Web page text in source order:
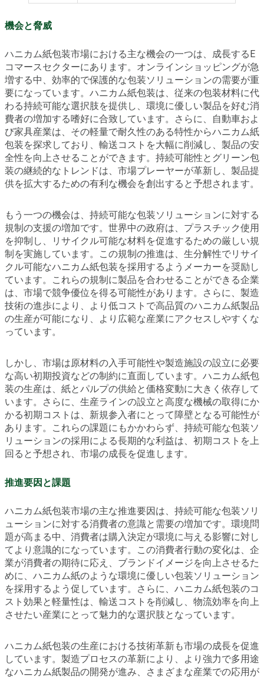
機会と脅威
ハニカム紙包装市場における主な機会の一つは、成長するE
コマースセクターにあります。オンラインショッピングが急
増する中、効率的で保護的な包装ソリューションの需要が重
要になっています。ハニカム紙包装は、従来の包装材料に代
わる持続可能な選択肢を提供し、環境に優しい製品を好む消
費者の増加する嗜好に合致しています。さらに、自動車およ
び家具産業は、その軽量で耐久性のある特性からハニカム紙
包装を探求しており、輸送コストを大幅に削減し、製品の安
全性を向上させることができます。持続可能性とグリーン包
装の継続的なトレンドは、市場プレーヤーが革新し、製品提
供を拡大するための有利な機会を創出すると予想されます。
もう一つの機会は、持続可能な包装ソリューションに対する
規制の支援の増加です。世界中の政府は、プラスチック使用
を抑制し、リサイクル可能な材料を促進するための厳しい規
制を実施しています。この規制の推進は、生分解性でリサイ
クル可能なハニカム紙包装を採用するようメーカーを奨励し
ています。これらの規制に製品を合わせることができる企業
は、市場で競争優位を得る可能性があります。さらに、製造
技術の進歩により、より低コストで高品質のハニカム紙製品
の生産が可能になり、より広範な産業にアクセスしやすくな
っています。
しかし、市場は原材料の入手可能性や製造施設の設立に必要
な高い初期投資などの制約に直面しています。ハニカム紙包
装の生産は、紙とパルプの供給と価格変動に大きく依存して
います。さらに、生産ラインの設立と高度な機械の取得にか
かる初期コストは、新規参入者にとって障壁となる可能性が
あります。これらの課題にもかかわらず、持続可能な包装ソ
リューションの採用による長期的な利益は、初期コストを上
回ると予想され、市場の成長を促進します。
推進要因と課題
ハニカム紙包装市場の主な推進要因は、持続可能な包装ソリ
ューションに対する消費者の意識と需要の増加です。環境問
題が高まる中、消費者は購入決定が環境に与える影響に対し
てより意識的になっています。この消費者行動の変化は、企
業が消費者の期待に応え、ブランドイメージを向上させるた
めに、ハニカム紙のような環境に優しい包装ソリューション
を採用するよう促しています。さらに、ハニカム紙包装のコ
スト効果と軽量性は、輸送コストを削減し、物流効率を向上
させたい産業にとって魅力的な選択肢となっています。
ハニカム紙包装の生産における技術革新も市場の成長を促進
しています。製造プロセスの革新により、より強力で多用途
なハニカム紙製品の開発が進み、さまざまな産業での応用が